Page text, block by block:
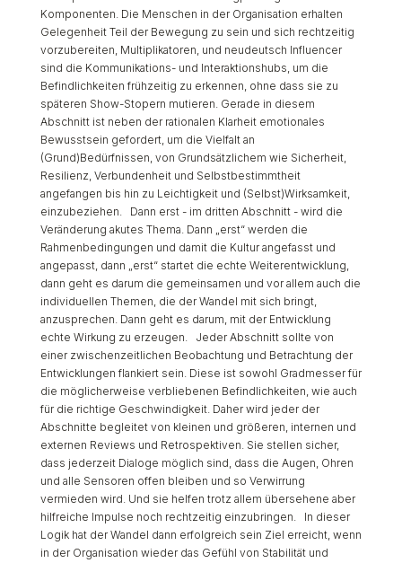
Komponenten. Die Menschen in der Organisation erhalten
Gelegenheit Teil der Bewegung zu sein und sich rechtzeitig
vorzubereiten, Multiplikatoren, und neudeutsch Influencer
sind die Kommunikations- und Interaktionshubs, um die
Befindlichkeiten frühzeitig zu erkennen, ohne dass sie zu
späteren Show-Stopern mutieren. Gerade in diesem
Abschnitt ist neben der rationalen Klarheit emotionales
Bewusstsein gefordert, um die Vielfalt an
(Grund)Bedürfnissen, von Grundsätzlichem wie Sicherheit,
Resilienz, Verbundenheit und Selbstbestimmtheit
angefangen bis hin zu Leichtigkeit und (Selbst)Wirksamkeit,
einzubeziehen. Dann erst - im dritten Abschnitt - wird die
Veränderung akutes Thema. Dann „erst“ werden die
Rahmenbedingungen und damit die Kultur angefasst und
angepasst, dann „erst“ startet die echte Weiterentwicklung,
dann geht es darum die gemeinsamen und vor allem auch die
individuellen Themen, die der Wandel mit sich bringt,
anzusprechen. Dann geht es darum, mit der Entwicklung
echte Wirkung zu erzeugen. Jeder Abschnitt sollte von
einer zwischenzeitlichen Beobachtung und Betrachtung der
Entwicklungen flankiert sein. Diese ist sowohl Gradmesser für
die möglicherweise verbliebenen Befindlichkeiten, wie auch
für die richtige Geschwindigkeit. Daher wird jeder der
Abschnitte begleitet von kleinen und größeren, internen und
externen Reviews und Retrospektiven. Sie stellen sicher,
dass jederzeit Dialoge möglich sind, dass die Augen, Ohren
und alle Sensoren offen bleiben und so Verwirrung
vermieden wird. Und sie helfen trotz allem übersehene aber
hilfreiche Impulse noch rechtzeitig einzubringen. In dieser
Logik hat der Wandel dann erfolgreich sein Ziel erreicht, wenn
in der Organisation wieder das Gefühl von Stabilität und